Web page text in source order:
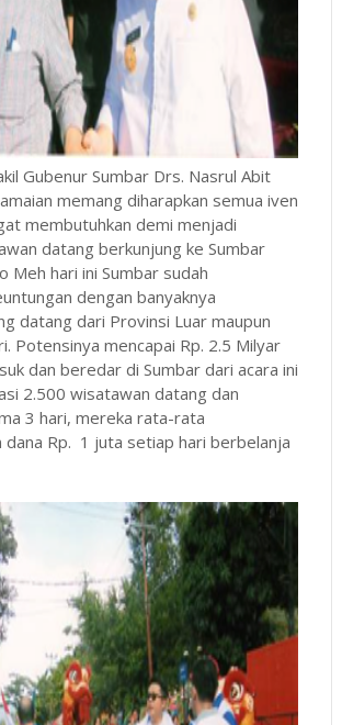
Gubenur Sumbar Drs. Nasrul Abit
memang diharapkan semua iven
membutuhkan demi menjadi
datang berkunjung ke Sumbar
Meh hari ini Sumbar sudah
dengan banyaknya
datang dari Provinsi Luar maupun
Potensinya mencapai Rp. 2.5 Milyar
dan beredar di Sumbar dari acara ini
2.500 wisatawan datang dan
3 hari, mereka rata-rata
Rp. 1 juta setiap hari berbelanja